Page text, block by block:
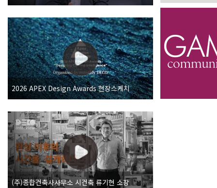
2026 APEX Design Awards 현장스케치
(주)종합건축사사무소 시건축 류기현 소장